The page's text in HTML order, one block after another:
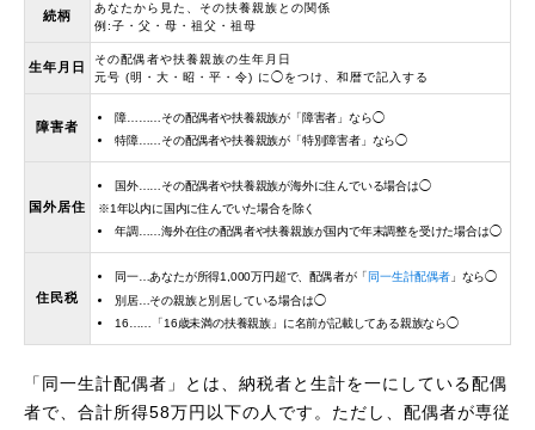
続柄
あなたから見た、その扶養親族との関係
例:子・父・母・祖父・祖母
生年月日
その配偶者や扶養親族の生年月日
元号 (明・大・昭・平・令) に◯をつけ、和暦で記入する
障害者
障………その配偶者や扶養親族が「障害者」なら◯
特障……その配偶者や扶養親族が「特別障害者」なら◯
国外居住
国外……その配偶者や扶養親族が海外に住んでいる場合は◯
※1年以内に国内に住んでいた場合を除く
年調……海外在住の配偶者や扶養親族が国内で年末調整を受けた場合は◯
住民税
同一…あなたが所得1,000万円超で、配偶者が「 同一生計配偶者」なら◯
別居…その親族と別居している場合は◯
16……「16歳未満の扶養親族」に名前が記載してある親族なら◯
「同一生計配偶者」とは、納税者と生計を一にしている配偶
者で、合計所得58万円以下の人です。ただし、配偶者が専従